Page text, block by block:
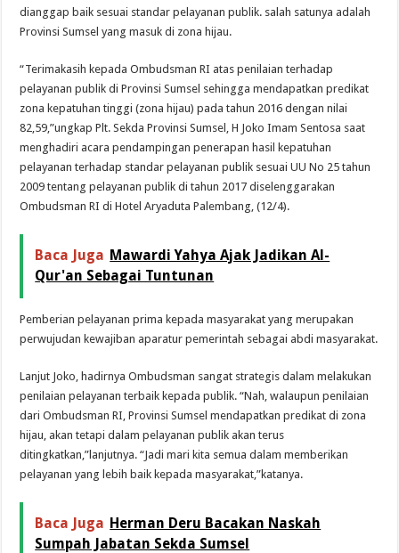
dianggap baik sesuai standar pelayanan publik. salah satunya adalah
Provinsi Sumsel yang masuk di zona hijau.
“Terimakasih kepada Ombudsman RI atas penilaian terhadap
pelayanan publik di Provinsi Sumsel sehingga mendapatkan predikat
zona kepatuhan tinggi (zona hijau) pada tahun 2016 dengan nilai
82,59,”ungkap Plt. Sekda Provinsi Sumsel, H Joko Imam Sentosa saat
menghadiri acara pendampingan penerapan hasil kepatuhan
pelayanan terhadap standar pelayanan publik sesuai UU No 25 tahun
2009 tentang pelayanan publik di tahun 2017 diselenggarakan
Ombudsman RI di Hotel Aryaduta Palembang, (12/4).
Baca Juga Mawardi Yahya Ajak Jadikan Al-
Qur'an Sebagai Tuntunan
Pemberian pelayanan prima kepada masyarakat yang merupakan
perwujudan kewajiban aparatur pemerintah sebagai abdi masyarakat.
Lanjut Joko, hadirnya Ombudsman sangat strategis dalam melakukan
penilaian pelayanan terbaik kepada publik. “Nah, walaupun penilaian
dari Ombudsman RI, Provinsi Sumsel mendapatkan predikat di zona
hijau, akan tetapi dalam pelayanan publik akan terus
ditingkatkan,”lanjutnya. “Jadi mari kita semua dalam memberikan
pelayanan yang lebih baik kepada masyarakat,”katanya.
Baca Juga Herman Deru Bacakan Naskah
Sumpah Jabatan Sekda Sumsel